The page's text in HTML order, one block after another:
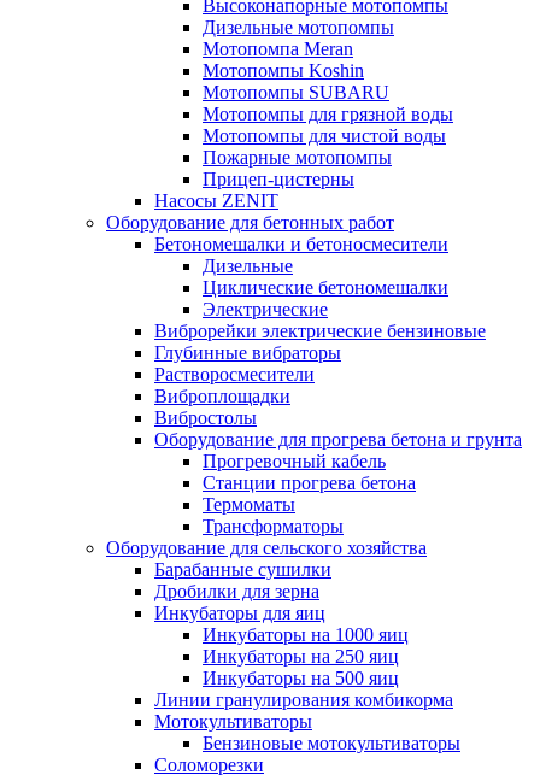
Высоконапорные мотопомпы
Дизельные мотопомпы
Мотопомпа Meran
Мотопомпы Koshin
Мотопомпы SUBARU
Мотопомпы для грязной воды
Мотопомпы для чистой воды
Пожарные мотопомпы
Прицеп-цистерны
Насосы ZENIT
Оборудование для бетонных работ
Бетономешалки и бетоносмесители
Дизельные
Циклические бетономешалки
Электрические
Виброрейки электрические бензиновые
Глубинные вибраторы
Растворосмесители
Виброплощадки
Вибростолы
Оборудование для прогрева бетона и грунта
Прогревочный кабель
Станции прогрева бетона
Термоматы
Трансформаторы
Оборудование для сельского хозяйства
Барабанные сушилки
Дробилки для зерна
Инкубаторы для яиц
Инкубаторы на 1000 яиц
Инкубаторы на 250 яиц
Инкубаторы на 500 яиц
Линии гранулирования комбикорма
Мотокультиваторы
Бензиновые мотокультиваторы
Соломорезки